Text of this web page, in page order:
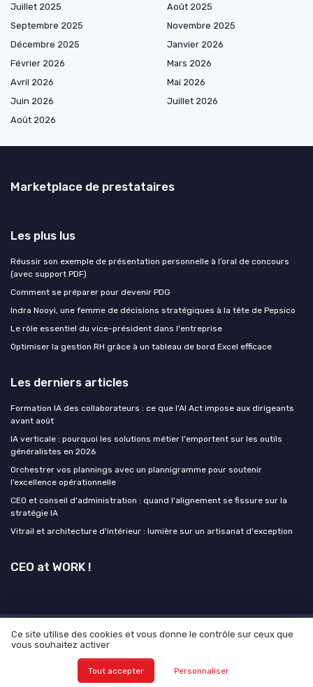
Juillet 2025
Août 2025
Septembre 2025
Novembre 2025
Décembre 2025
Janvier 2026
Février 2026
Mars 2026
Avril 2026
Mai 2026
Juin 2026
Juillet 2026
Août 2026
Marketplace de prestataires
Les plus lus
Réussir son exemple de présentation personnelle à l’oral de concours
(avec support PDF)
Comment se préparer pour devenir PDG
Indra Nooyi, une femme de décisions stratégiques à la tête de Pepsico
Le rôle essentiel du vice-président dans l'entreprise
Optimiser la gestion RH grâce à un tableau de bord Excel efficace
Les derniers articles
Formation IA des collaborateurs : ce que l'AI Act impose aux dirigeants
avant août
IA verticale : pourquoi les solutions métier l'emportent sur les outils
généralistes en 2026
Orchestrer vos plannings avec un plannigramme pour soutenir
l’excellence opérationnelle
CEO et conseil d'administration : quand l'alignement se fissure sur la
stratégie IA
Vitrail et architecture d'intérieur : lumière sur un artisanat d'exception
CEO at WORK !
Mentions légales Politique de confidentialité
Grande
Enquête 2025 sur L'IA et les CEO
© CEO at WORK ! 2026
Ce site utilise des cookies et vous donne le contrôle sur ceux que
vous souhaitez activer
Tout accepter Personnaliser